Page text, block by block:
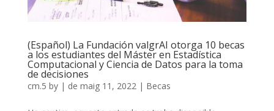
(Español) La Fundación valgrAI otorga 10 becas
a los estudiantes del Máster en Estadística
Computacional y Ciencia de Datos para la toma
de decisiones
cm.5 by | de maig 11, 2022| Becas